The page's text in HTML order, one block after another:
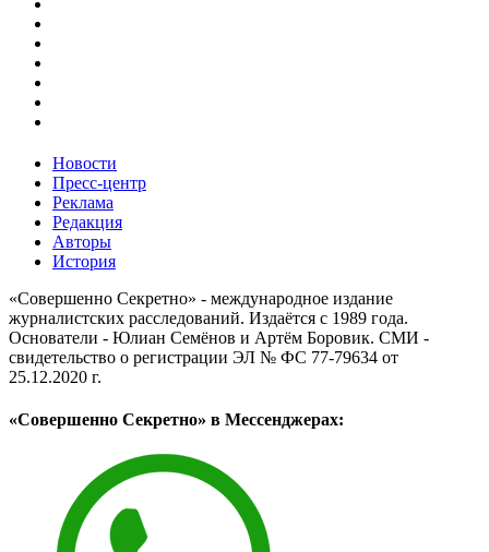
Новости
Пресс-центр
Реклама
Редакция
Авторы
История
«Совершенно Секретно» - международное издание
журналистских расследований. Издаётся с 1989 года.
Основатели - Юлиан Семёнов и Артём Боровик. CМИ -
свидетельство о регистрации ЭЛ № ФС 77-79634 от
25.12.2020 г.
«Совершенно Секретно» в Мессенджерах: